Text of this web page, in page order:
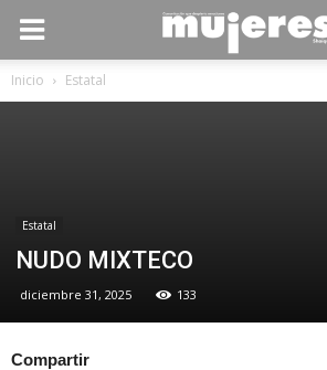
Inicio Estatal
Estatal
NUDO MIXTECO
diciembre 31, 2025 133
Compartir